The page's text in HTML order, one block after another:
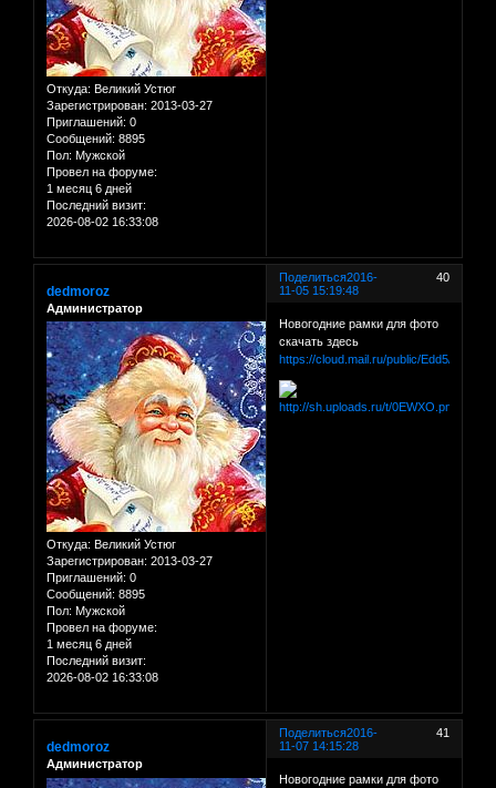
Откуда: Великий Устюг
Зарегистрирован: 2013-03-27
Приглашений: 0
Сообщений: 8895
Пол: Мужской
Провел на форуме:
1 месяц 6 дней
Последний визит:
2026-08-02 16:33:08
Поделиться 40
2016-
11-05 15:19:48
dedmoroz
Администратор
Откуда: Великий Устюг
Зарегистрирован: 2013-03-27
Приглашений: 0
Сообщений: 8895
Пол: Мужской
Провел на форуме:
1 месяц 6 дней
Последний визит:
2026-08-02 16:33:08
Новогодние рамки для фото
скачать здесь
https://cloud.mail.ru/public/Edd5/
Поделиться 41
2016-
11-07 14:15:28
dedmoroz
Администратор
Новогодние рамки для фото